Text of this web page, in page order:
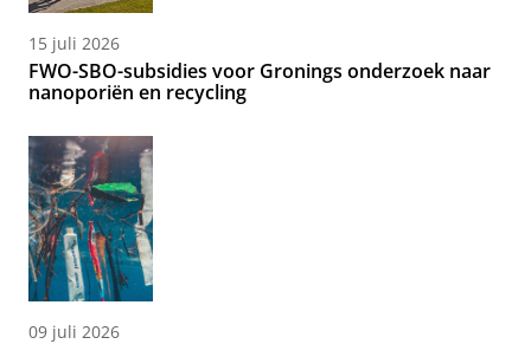
15 juli 2026
FWO-SBO-subsidies voor Gronings onderzoek naar
nanoporiën en recycling
09 juli 2026